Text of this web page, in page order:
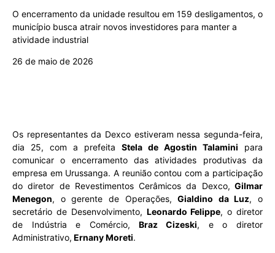
O encerramento da unidade resultou em 159 desligamentos, o
município busca atrair novos investidores para manter a
atividade industrial
26 de maio de 2026
Os representantes da Dexco estiveram nessa segunda-feira,
dia 25, com a prefeita Stela de Agostin Talamini para
comunicar o encerramento das atividades produtivas da
empresa em Urussanga. A reunião contou com a participação
do diretor de Revestimentos Cerâmicos da Dexco, Gilmar
Menegon, o gerente de Operações,Gialdino da Luz, o
secretário de Desenvolvimento, Leonardo Felippe, o diretor
de Indústria e Comércio, Braz Cizeski, e o diretor
Administrativo, Ernany Moreti.